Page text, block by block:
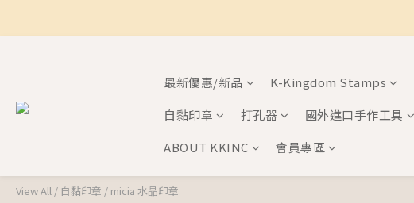
最新優惠/新品 K-Kingdom Stamps
自黏印章
打孔器 國外進口手作工具
ABOUT KKINC
會員專區
View All / 自黏印章 / micia 水晶印章